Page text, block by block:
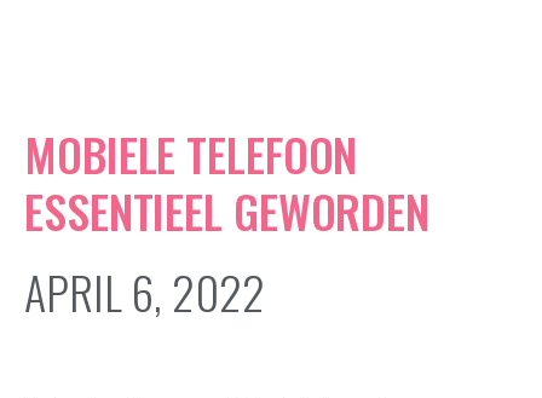
MOBIELE TELEFOON
ESSENTIEEL GEWORDEN
APRIL 6, 2022